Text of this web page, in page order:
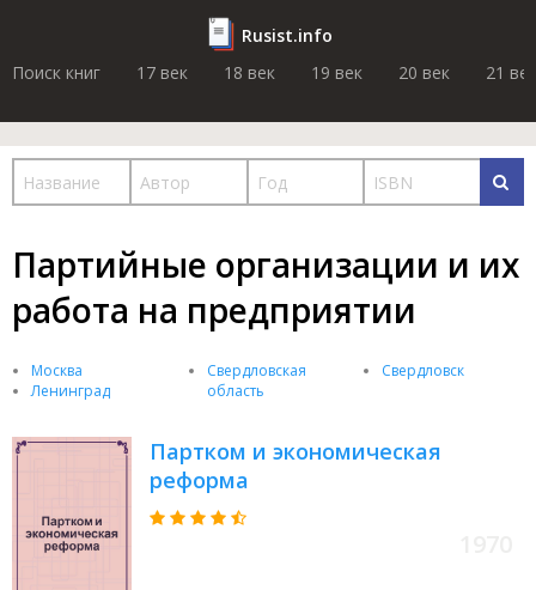
Rusist.info
Поиск книг
17 век 18 век 19 век 20 век 21 век
Партийные организации и их
работа на предприятии
Москва
Ленинград
Свердловская
область
Свердловск
Партком и экономическая
реформа